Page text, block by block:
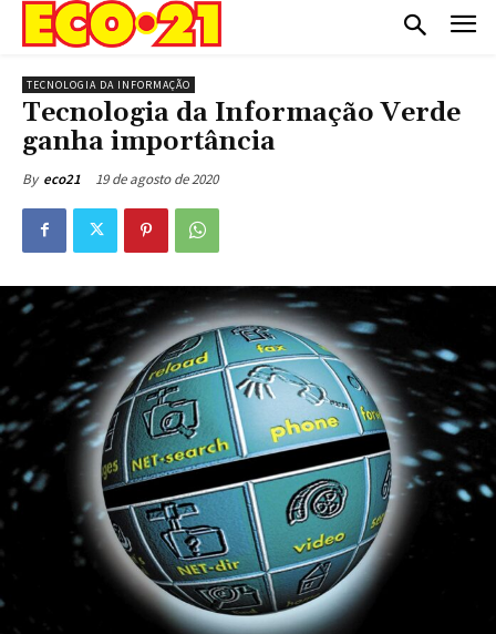
TECNOLOGIA DA INFORMAÇÃO
Tecnologia da Informação Verde
ganha importância
By eco21 19 de agosto de 2020